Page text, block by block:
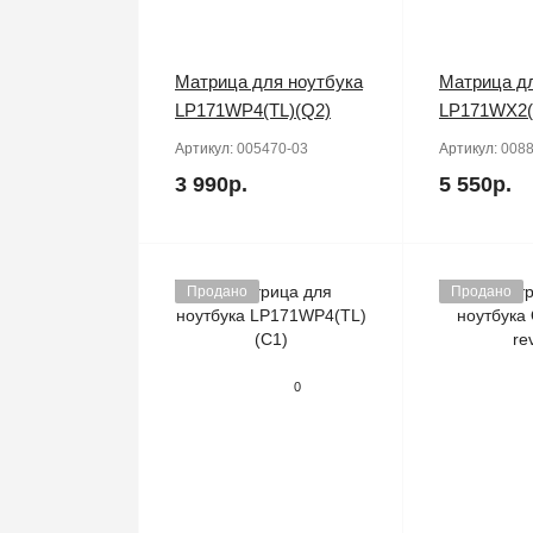
Матрица для ноутбука
LP171WP4(TL)(Q2)
Артикул: 005470-03
3 990р.
Матрица
Артикул:
5 550р.
Продано
0
Продано